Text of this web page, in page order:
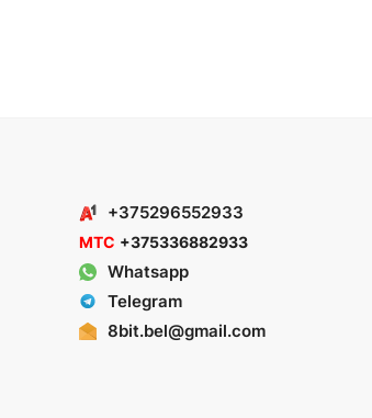
+375296552933
МТС +375336882933
Whatsapp
Telegram
8bit.bel@gmail.com